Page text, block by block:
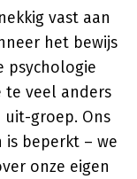
vast aan
het bewijs
psychologie
te veel anders
uit-groep. Ons
beperkt – we
onze eigen